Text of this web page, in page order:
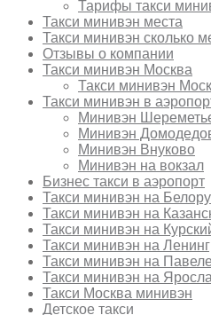
Тарифы такси
Такси минивэн места
Такси минивэн сколько
Отзывы о компании
Такси минивэн Москва
Такси минивэн
Такси минивэн в
Минивэн
Минивэн
Минивэн Внуково
Минивэн на вокзал
Бизнес такси в аэропорт
Такси минивэн на
Такси минивэн на
Такси минивэн на
Такси минивэн на
Такси минивэн на
Такси минивэн на
Такси Москва минивэн
Детское такси